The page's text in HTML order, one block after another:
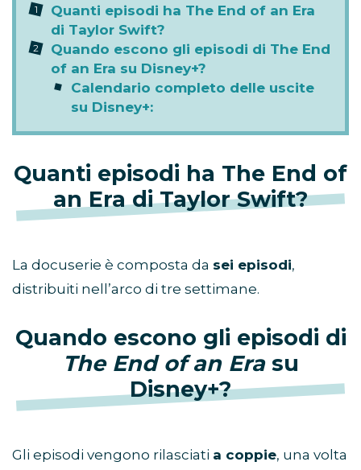
Quanti episodi ha The End of an Era
di Taylor Swift?
Quando escono gli episodi di The End
of an Era su Disney+?
Calendario completo delle uscite
su Disney+:
Quanti episodi ha The End of
an Era di Taylor Swift?
La docuserie è composta da sei episodi,
distribuiti nell’arco di tre settimane.
Quando escono gli episodi di
The End of an Erasu
Disney+?
Gli episodi vengono rilasciati a coppie, una volta